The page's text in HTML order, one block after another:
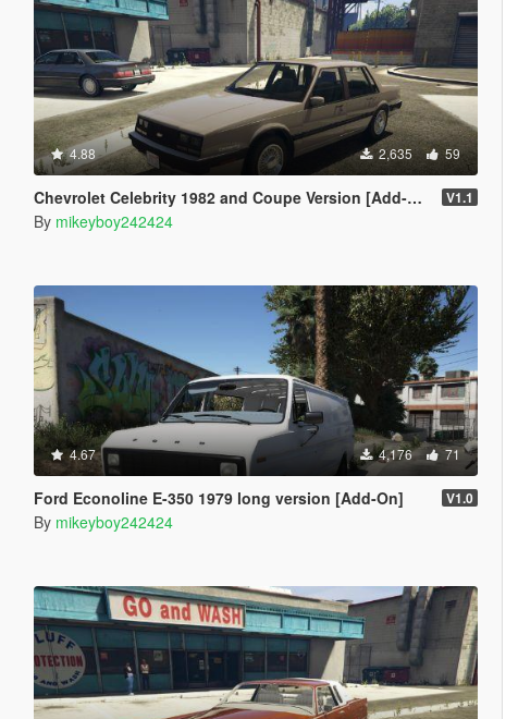
4.88 2,635 59
Chevrolet Celebrity 1982 and Coupe Version [Add-On] V1.1
By mikeyboy242424
4.67 4,176 71
Ford Econoline E-350 1979 long version [Add-On] V1.0
By mikeyboy242424